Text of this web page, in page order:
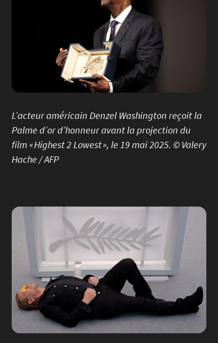
L’acteur américain Denzel Washington reçoit la
Palme d’or d’honneur avant la projection du
film « Highest 2 Lowest », le 19 mai 2025. © Valery
Hache / AFP
Image